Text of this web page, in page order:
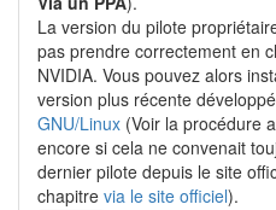
La version du pilote
pas prendre correctement en
NVIDIA. Vous pouvez alors
version plus récente
GNU/Linux (Voir la procédure
encore si cela ne convenait
dernier pilote depuis le site
chapitre via le site officiel).